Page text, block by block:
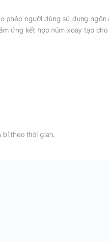
phép người dùng sử dụng ngôn
ứng kết hợp núm xoay tạo
theo thời gian.